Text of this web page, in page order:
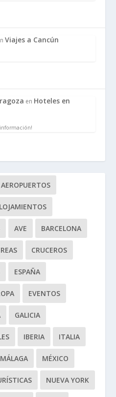
Viajes a Cancún
en Hoteles en
AEROPUERTOS
AVE BARCELONA
CRUCEROS
ESPAÑA
EVENTOS
GALICIA
IBERIA ITALIA
MÁLAGA MÉXICO
NUEVA YORK